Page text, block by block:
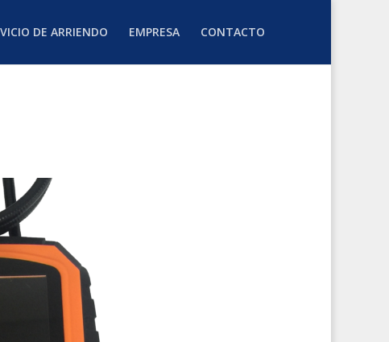
DE ARRIENDO EMPRESA CONTACTO